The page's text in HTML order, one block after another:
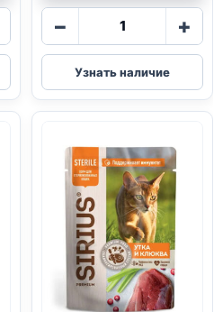
−
Количество
Sirius
влаж.
(ЧУВСТВ
ЧЕРНИКА)
85г
+
Узнать наличие